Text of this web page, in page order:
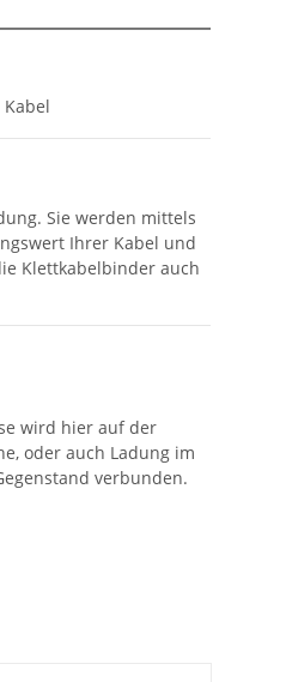
Sie werden mittels
Ihrer Kabel und
Klettkabelbinder auch
wird hier auf der
oder auch Ladung im
verbunden.